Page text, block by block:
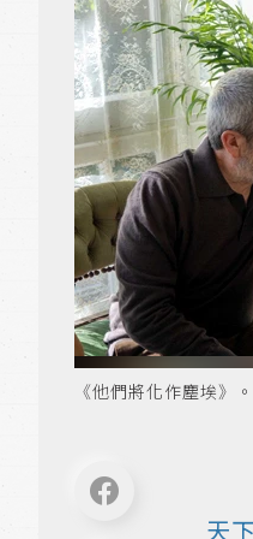
《他們將化作塵埃》
天